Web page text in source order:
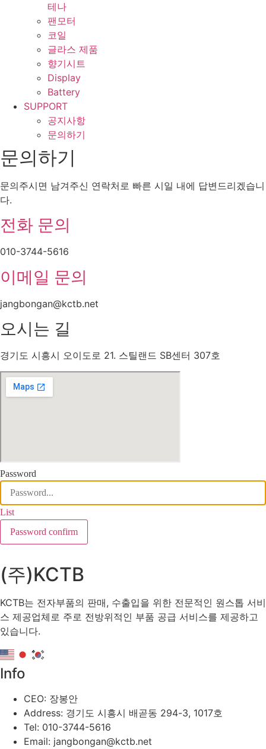
테나
팬모터
코일
글라스 제품
향기시트
Display
Battery
SUPPORT
공지사항
문의하기
문의하기
문의주시면 남겨주신 연락처로 빠른 시일 내에 답변드리겠습니
다.
전화 문의
010-3744-5616
이메일 문의
jangbongan@kctb.net
오시는 길
경기도 시흥시 오이도로 21. 스틸랜드 SB센터 307호
Password
List
Password confirm
(주)KCTB
KCTB는 전자부품의 판매, 수출입을 위한 전문적인 원스톱 서비
스 제공업체로 주로 전방위적인 부품 공급 서비스를 제공하고
있습니다.
Info
CEO: 장봉안
Address: 경기도 시흥시 배곧동 294-3, 1017호
Tel: 010-3744-5616
Email: jangbongan@kctb.net